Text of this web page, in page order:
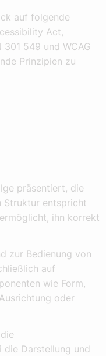
auf folgende
Act,
549 und WCAG
Prinzipien zu
präsentiert, die
Struktur entspricht
ihn korrekt
zur Bedienung von
auf
wie Form,
oder
die Darstellung und